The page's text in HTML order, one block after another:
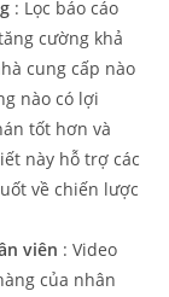
: Lọc báo cáo
cường khả
cung cấp nào
nào có lợi
tốt hơn và
này hỗ trợ các
về chiến lược
viên : Video
của nhân